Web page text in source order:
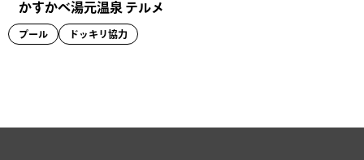
かすかべ湯元温泉 テルメ
プール ドッキリ協力